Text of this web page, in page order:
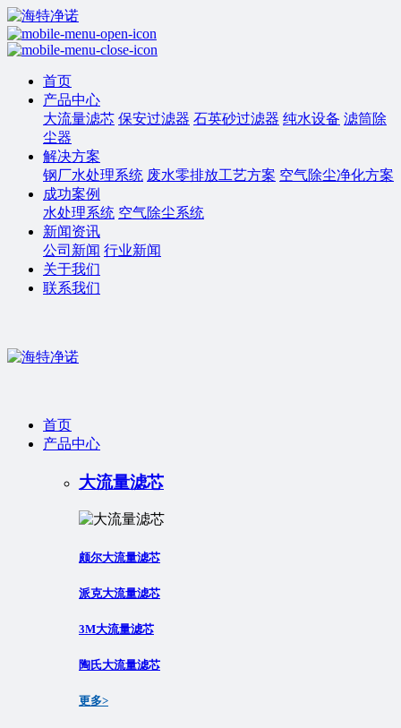
首页
产品中心
大流量滤芯 保安过滤器 石英砂过滤器 纯水设备 滤筒除
尘器
解决方案
钢厂水处理系统 废水零排放工艺方案 空气除尘净化方案
成功案例
水处理系统 空气除尘系统
新闻资讯
公司新闻 行业新闻
关于我们
联系我们
首页
产品中心
大流量滤芯
颇尔大流量滤芯
派克大流量滤芯
3M大流量滤芯
陶氏大流量滤芯
更多>